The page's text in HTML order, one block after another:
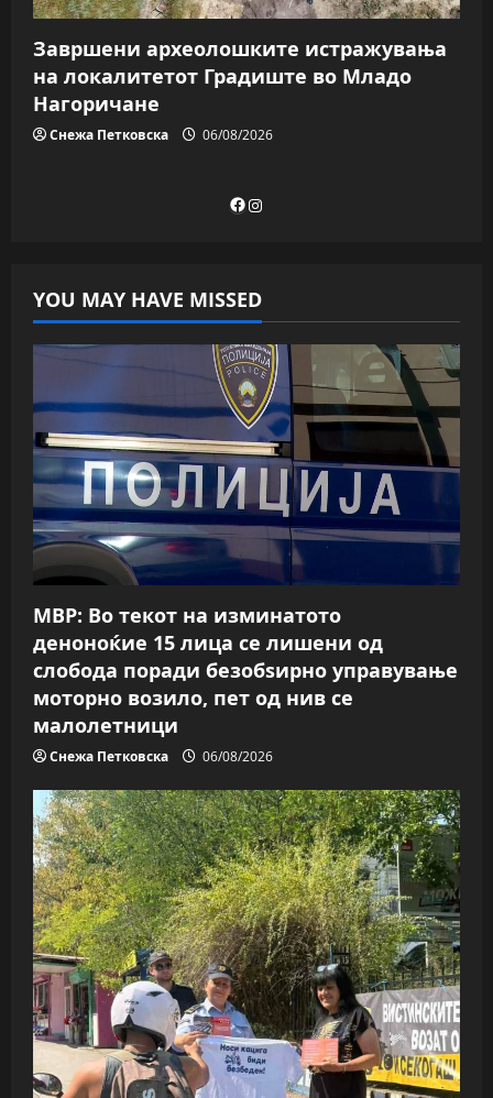
Завршени археолошките истражувања
на локалитетот Градиште во Младо
Нагоричане
Снежа Петковска 06/08/2026
Facebook
Instagram
YOU MAY HAVE MISSED
МВР: Во текот на изминатото
деноноќие 15 лица се лишени од
слобода поради безобѕирно управување
моторно возило, пет од нив се
малолетници
Снежа Петковска 06/08/2026